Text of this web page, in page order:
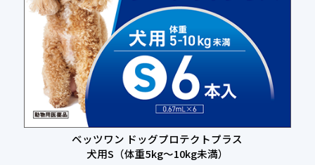
ベッツワン ドッグプロテクトプラス
犬用S（体重5kg～10kg未満）